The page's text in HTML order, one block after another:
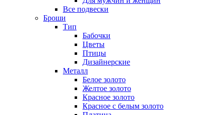
Все подвески
Броши
Тип
Бабочки
Цветы
Птицы
Дизайнерские
Металл
Белое золото
Желтое золото
Красное золото
Красное с белым золото